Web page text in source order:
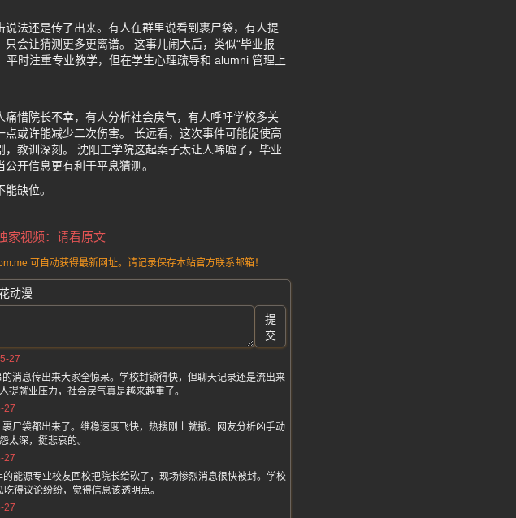
法还是传了出来。有人在群里说看到裹尸袋，有人提
会让猜测更多更离谱。 这事儿闹大后，类似“毕业报
平时注重专业教学，但在学生心理疏导和 alumni 管理上
惜院长不幸，有人分析社会戾气，有人呼吁学校多关
或许能减少二次伤害。 长远看，这次事件可能促使高
教训深刻。 沈阳工学院这起案子太让人唏嘘了，毕业
开信息更有利于平息猜测。
缺位。
家视频：请看原文
可自动获得最新网址。请记录保存本站官方联系邮箱！
动漫
提
交
27
消息传出来大家全惊呆。学校封锁得快，但聊天记录还是流出来
提就业压力，社会戾气真是越来越重了。
27
尸袋都出来了。维稳速度飞快，热搜刚上就撤。网友分析凶手动
太深，挺悲哀的。
27
能源专业校友回校把院长给砍了，现场惨烈消息很快被封。学校
得议论纷纷，觉得信息该透明点。
27